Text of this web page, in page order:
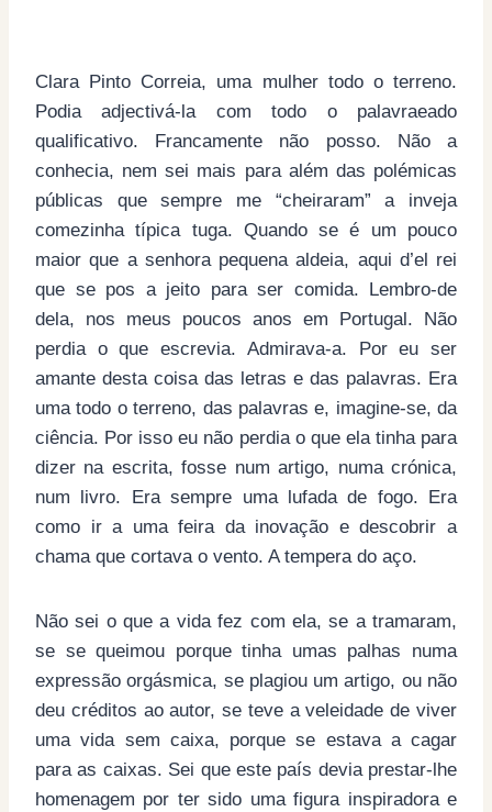
Clara Pinto Correia, uma mulher todo o terreno.
Podia adjectivá-la com todo o palavraeado
qualificativo. Francamente não posso. Não a
conhecia, nem sei mais para além das polémicas
públicas que sempre me “cheiraram” a inveja
comezinha típica tuga. Quando se é um pouco
maior que a senhora pequena aldeia, aqui d’el rei
que se pos a jeito para ser comida. Lembro-de
dela, nos meus poucos anos em Portugal. Não
perdia o que escrevia. Admirava-a. Por eu ser
amante desta coisa das letras e das palavras. Era
uma todo o terreno, das palavras e, imagine-se, da
ciência. Por isso eu não perdia o que ela tinha para
dizer na escrita, fosse num artigo, numa crónica,
num livro. Era sempre uma lufada de fogo. Era
como ir a uma feira da inovação e descobrir a
chama que cortava o vento. A tempera do aço.
Não sei o que a vida fez com ela, se a tramaram,
se se queimou porque tinha umas palhas numa
expressão orgásmica, se plagiou um artigo, ou não
deu créditos ao autor, se teve a veleidade de viver
uma vida sem caixa, porque se estava a cagar
para as caixas. Sei que este país devia prestar-lhe
homenagem por ter sido uma figura inspiradora e